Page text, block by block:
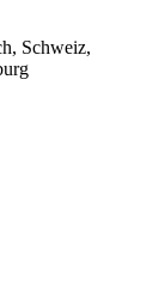
Schweiz,